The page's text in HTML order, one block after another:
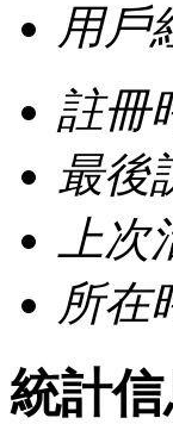
用戶
註冊
最後
上
所在
統計